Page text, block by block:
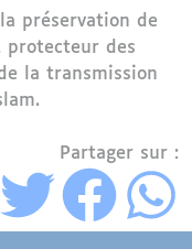
préservation de
protecteur des
la transmission
Partager sur :